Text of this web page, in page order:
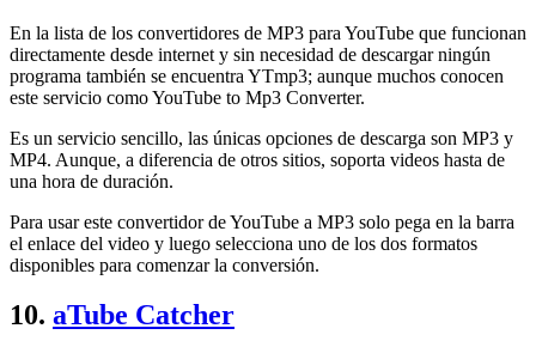
En la lista de los convertidores de MP3 para YouTube que funcionan
directamente desde internet y sin necesidad de descargar ningún
programa también se encuentra YTmp3; aunque muchos conocen
este servicio como YouTube to Mp3 Converter.
Es un servicio sencillo, las únicas opciones de descarga son MP3 y
MP4. Aunque, a diferencia de otros sitios, soporta videos hasta de
una hora de duración.
Para usar este convertidor de YouTube a MP3 solo pega en la barra
el enlace del video y luego selecciona uno de los dos formatos
disponibles para comenzar la conversión.
10. aTube Catcher